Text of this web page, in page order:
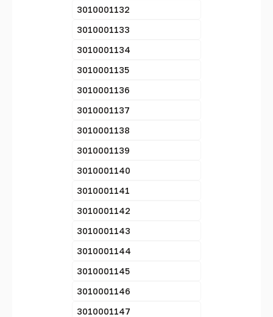
3010001132
3010001133
3010001134
3010001135
3010001136
3010001137
3010001138
3010001139
3010001140
3010001141
3010001142
3010001143
3010001144
3010001145
3010001146
3010001147